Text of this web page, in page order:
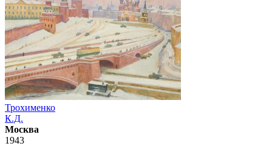
Трохименко
К.Д.
Москва
1943